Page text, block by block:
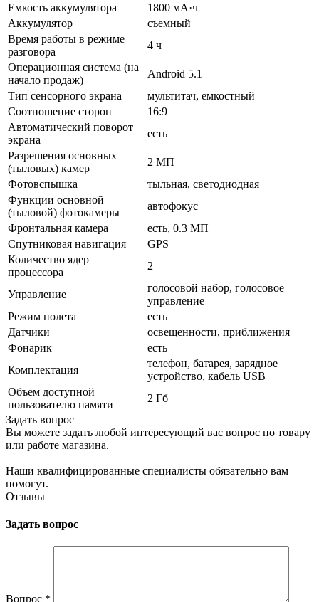
Емкость аккумулятора
1800 мА·ч
Аккумулятор
съемный
Время работы в режиме
разговора
4 ч
Операционная система (на
начало продаж)
Android 5.1
Тип сенсорного экрана
мультитач, емкостный
Соотношение сторон
16:9
Автоматический поворот
экрана
есть
Разрешения основных
(тыловых) камер
2 МП
Фотовспышка
тыльная, светодиодная
Функции основной
(тыловой) фотокамеры
автофокус
Фронтальная камера
есть, 0.3 МП
Спутниковая навигация
GPS
Количество ядер
процессора
2
Управление
голосовой набор, голосовое
управление
Режим полета
есть
Датчики
освещенности, приближения
Фонарик
есть
Комплектация
телефон, батарея, зарядное
устройство, кабель USB
Объем доступной
пользователю памяти
2 Гб
Задать вопрос
Вы можете задать любой интересующий вас вопрос по товару
или работе магазина.
Наши квалифицированные специалисты обязательно вам
помогут.
Отзывы
Задать вопрос
Вопрос *